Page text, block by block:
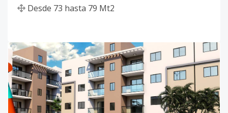
Desde 73 hasta 79 Mt2